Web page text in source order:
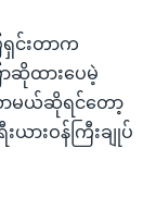
င်းတာက
ဆိုထားပေမဲ့
မယ်ဆိုရင်တော့
းဝန်ကြီးချုပ်